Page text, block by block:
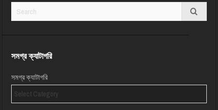
সমগ্র ক্যাটাগরি
সমগ্র ক্যাটাগরি